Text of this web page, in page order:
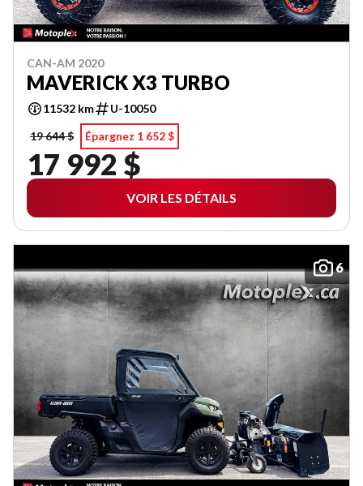
CAN-AM 2020
MAVERICK X3 TURBO
11532 km
U-10050
19 644 $
Épargnez 1 652 $
17 992 $
VOIR LES DÉTAILS
6